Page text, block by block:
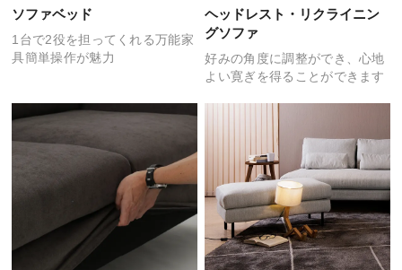
ソファベッド
1台で2役を担ってくれる万能家
具簡単操作が魅力
ヘッドレスト・リクライニン
グソファ
好みの角度に調整ができ、心地
よい寛ぎを得ることができます